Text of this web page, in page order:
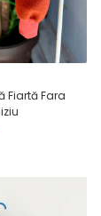
Fiartă Fara